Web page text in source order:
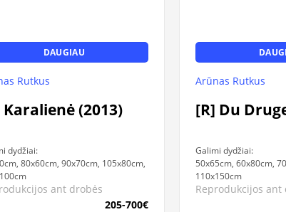
DAUGIAU
Rutkus
Karalienė (2013)
dydžiai:
80x60cm, 90x70cm, 105x80cm,
ant drobės
205-700€
Arūnas Rutkus
[R] Du
Galimi dydžiai:
50x65cm, 60x80cm,
110x150cm
Reprodukcijos ant